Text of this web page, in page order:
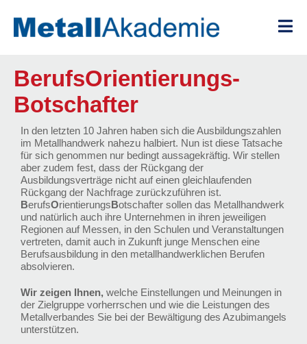
Inhalt
springen
Berufs­Orientierungs­
Botschafter
In den letzten 10 Jahren haben sich die Ausbildungszahlen
im Metallhandwerk nahezu halbiert. Nun ist diese Tatsache
für sich genommen nur bedingt aussagekräftig. Wir stellen
aber zudem fest, dass der Rückgang der
Ausbildungsverträge nicht auf einen gleichlaufenden
Rückgang der Nachfrage zurückzuführen ist.
BerufsOrientierungs Botschafter sollen das Metallhandwerk
und natürlich auch ihre Unternehmen in ihren jeweiligen
Regionen auf Messen, in den Schulen und Veranstaltungen
vertreten, damit auch in Zukunft junge Menschen eine
Berufsausbildung in den metallhandwerklichen Berufen
absolvieren.
Wir zeigen Ihnen, welche Einstellungen und Meinungen in
der Zielgruppe vorherrschen und wie die Leistungen des
Metallverbandes Sie bei der Bewältigung des Azubimangels
unterstützen.